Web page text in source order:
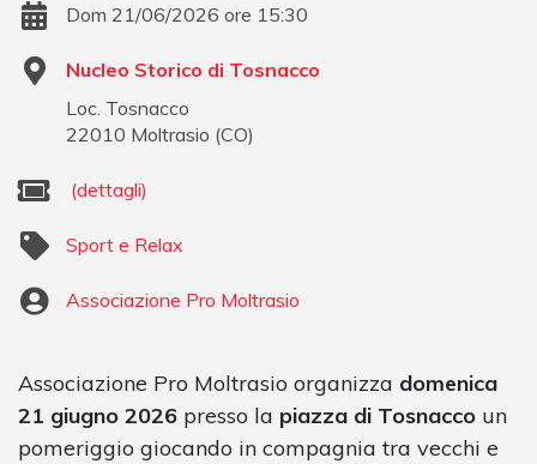
Dom 21/06/2026 ore 15:30
Nucleo Storico di Tosnacco
Loc. Tosnacco
22010 Moltrasio (CO)
(dettagli)
Sport e Relax
Associazione Pro Moltrasio
Associazione Pro Moltrasio organizza domenica
21 giugno 2026 presso la piazza di Tosnacco un
pomeriggio giocando in compagnia tra vecchi e